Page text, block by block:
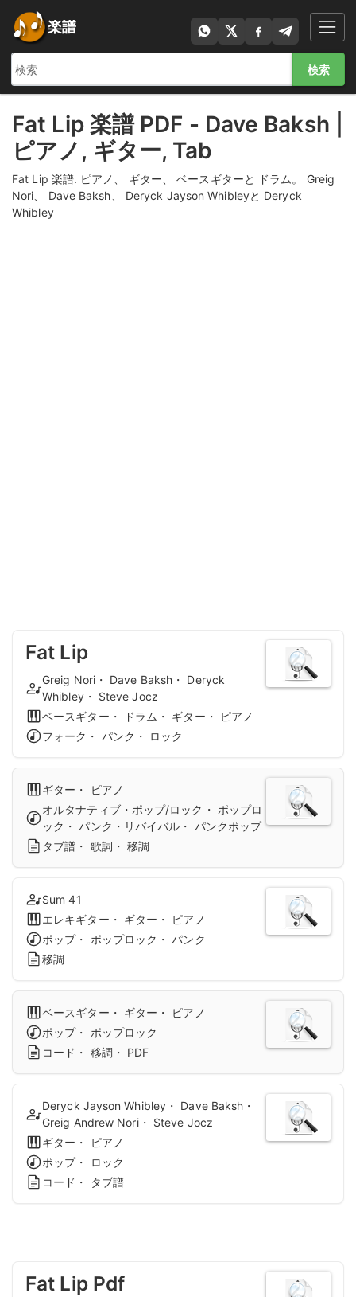
楽譜
検索
Fat Lip 楽譜 PDF - Dave Baksh |
ピアノ, ギター, Tab
Fat Lip 楽譜. ピアノ、 ギター、 ベースギターと ドラム。 Greig
Nori、 Dave Baksh、 Deryck Jayson Whibleyと Deryck
Whibley
Fat Lip
Greig Nori・ Dave Baksh・ Deryck
Whibley・ Steve Jocz
ベースギター・ ドラム・ ギター・ ピアノ
フォーク・ パンク・ ロック
ギター・ ピアノ
オルタナティブ・ポップ/ロック・ ポップロ
ック・ パンク・リバイバル・ パンクポップ
タブ譜・ 歌詞・ 移調
Sum 41
エレキギター・ ギター・ ピアノ
ポップ・ ポップロック・ パンク
移調
ベースギター・ ギター・ ピアノ
ポップ・ ポップロック
コード・ 移調・ PDF
Deryck Jayson Whibley・ Dave Baksh・
Greig Andrew Nori・ Steve Jocz
ギター・ ピアノ
ポップ・ ロック
コード・ タブ譜
Fat Lip Pdf